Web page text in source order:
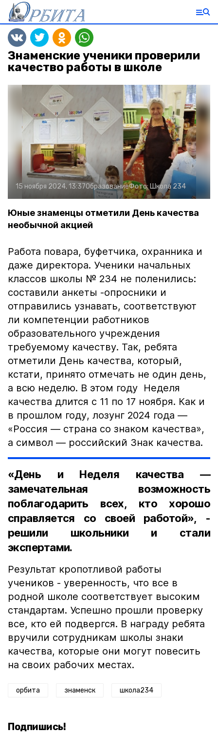
Знаменские ученики проверили
качество работы в школе
15 ноября 2024, 13:37ОбразованиеФото: Школа 234
Юные знаменцы отметили День качества
необычной акцией
Работа повара, буфетчика, охранника и
даже директора. Ученики начальных
классов школы № 234 не поленились:
составили анкеты -опросники и
отправились узнавать, соответствуют
ли компетенции работников
образовательного учреждения
требуемому качеству. Так, ребята
отметили День качества, который,
кстати, принято отмечать не один день,
а всю неделю. В этом году Неделя
качества длится с 11 по 17 ноября. Как и
в прошлом году, лозунг 2024 года —
«Россия — страна со знаком качества»,
а символ — российский Знак качества.
«День и Неделя качества —
замечательная возможность
поблагодарить всех, кто хорошо
справляется со своей работой», -
решили школьники и стали
экспертами.
Результат кропотливой работы
учеников - уверенность, что все в
родной школе соответствует высоким
стандартам. Успешно прошли проверку
все, кто ей подвергся. В награду ребята
вручили сотрудникам школы знаки
качества, которые они могут повесить
на своих рабочих местах.
орбита знаменск школа234
Подпишись!